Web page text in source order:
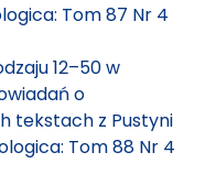
Tom 87 Nr 4
12–50 w
o
tekstach z Pustyni
Tom 88 Nr 4